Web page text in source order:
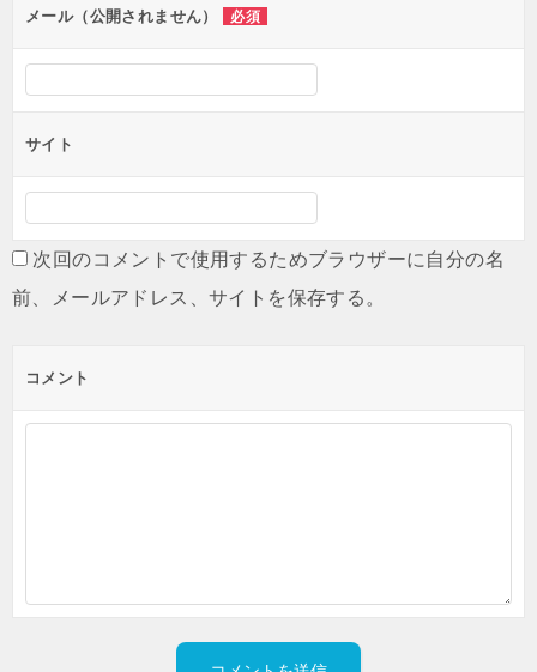
ンメール（公開されません） 必須
サイト
次回のコメントで使用するためブラウザーに自分の名
前、メールアドレス、サイトを保存する。
コメント